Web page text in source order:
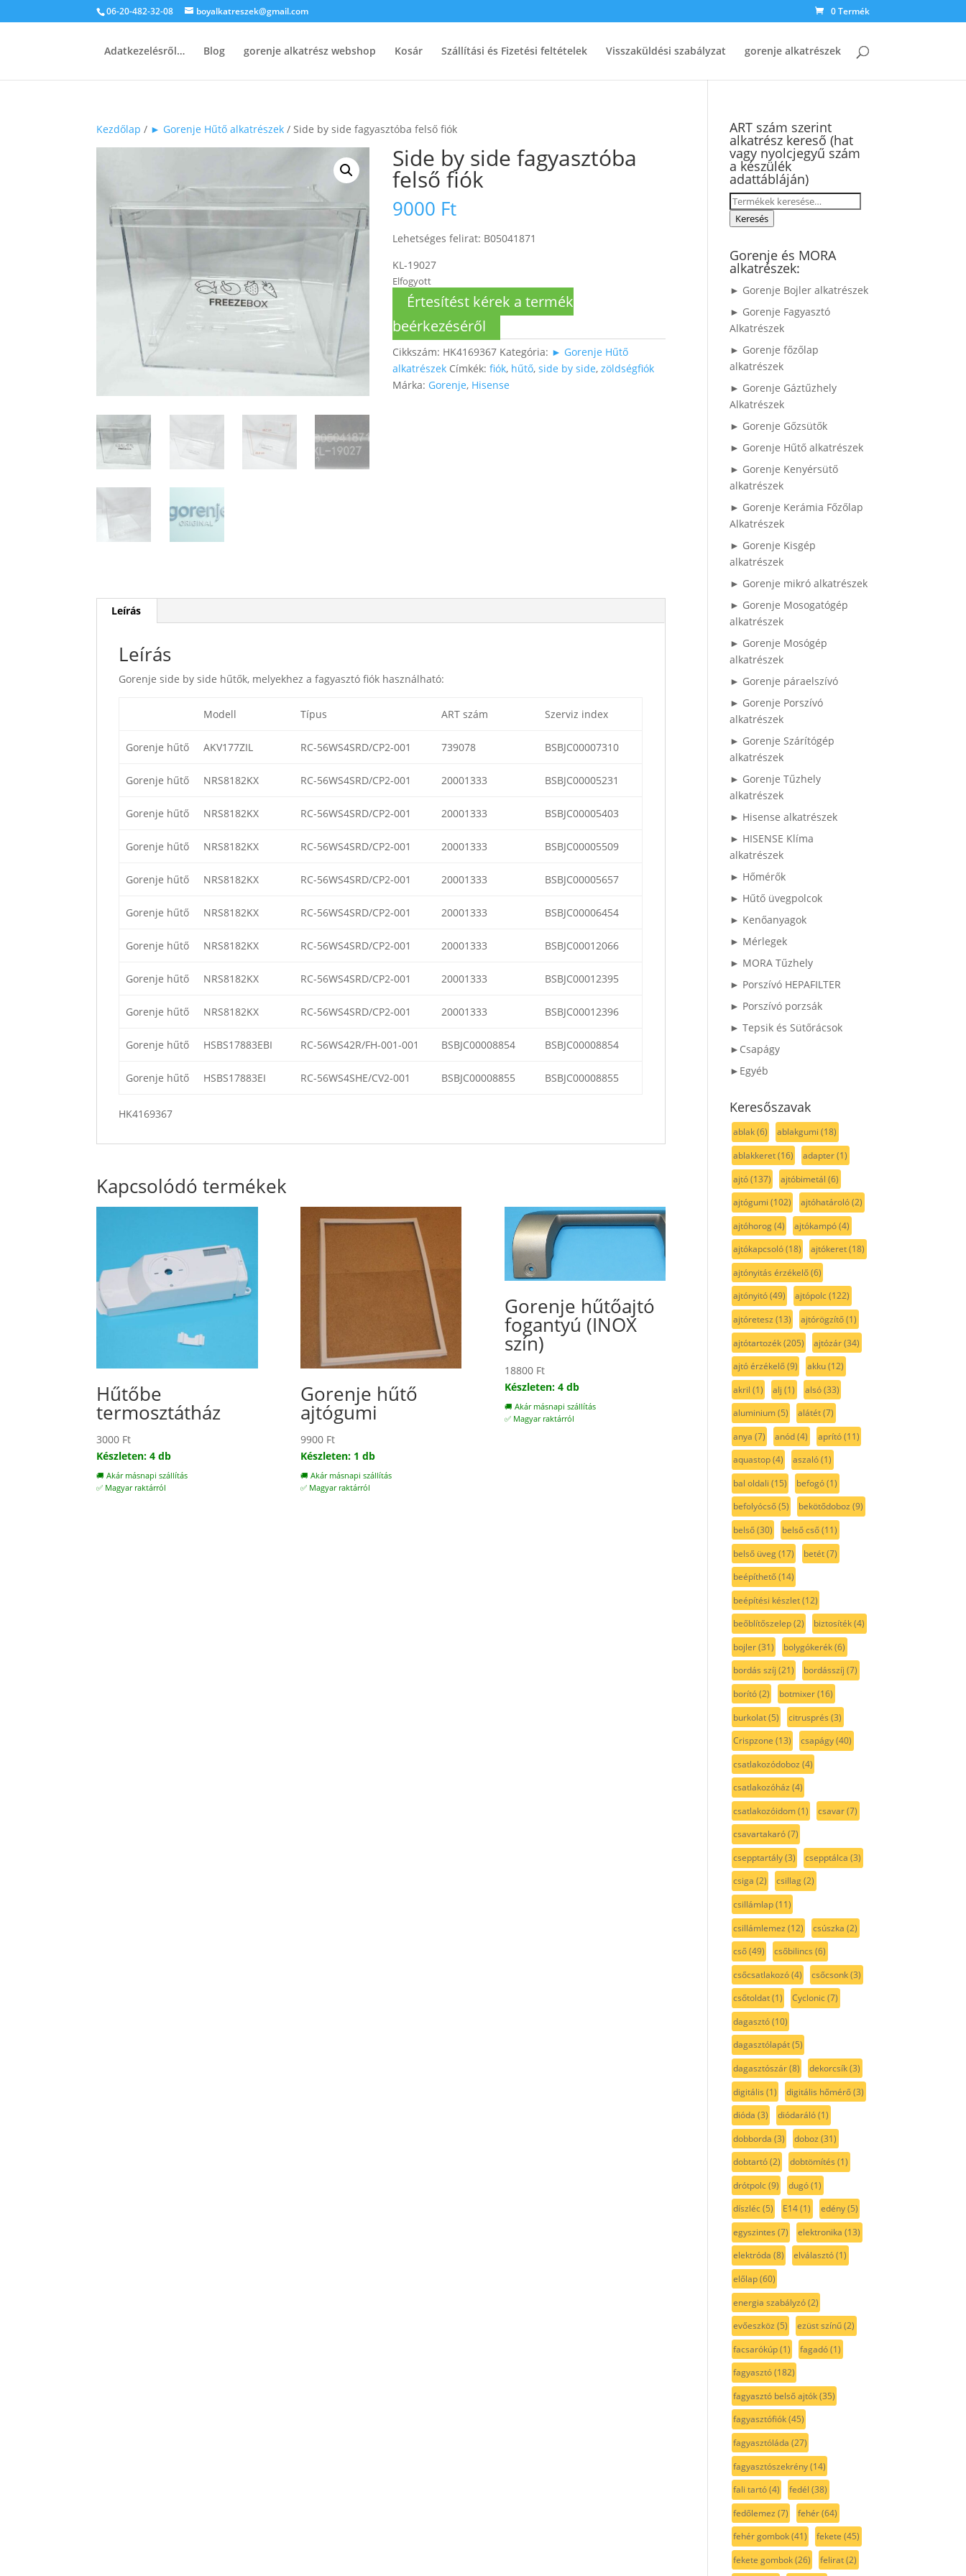
06-20-482-32-08 boyalkatreszek@gmail.com 0 Termék
Adatkezelésről… Blog gorenje alkatrész webshop Kosár Szállítási és Fizetési feltételek Visszaküldési szabályzat gorenje alkatrészek
Kezdőlap / ► Gorenje Hűtő alkatrészek / Side by side fagyasztóba felső fiók
Side by side fagyasztóba
felső fiók
9000 Ft
Lehetséges felirat: B05041871
KL-19027
Elfogyott
Értesítést kérek a termék
beérkezéséről
Cikkszám: HK4169367 Kategória: ► Gorenje Hűtő
alkatrészek Címkék:fiók, hűtő,side by side,zöldségfiók
Márka: Gorenje, Hisense
Leírás
Leírás
Gorenje side by side hűtők, melyekhez a fagyasztó fiók használható:
Modell Típus ART szám Szerviz index
Gorenje hűtő AKV177ZIL RC-56WS4SRD/CP2-001 739078 BSBJC00007310
Gorenje hűtő NRS8182KX RC-56WS4SRD/CP2-001 20001333 BSBJC00005231
Gorenje hűtő NRS8182KX RC-56WS4SRD/CP2-001 20001333 BSBJC00005403
Gorenje hűtő NRS8182KX RC-56WS4SRD/CP2-001 20001333 BSBJC00005509
Gorenje hűtő NRS8182KX RC-56WS4SRD/CP2-001 20001333 BSBJC00005657
Gorenje hűtő NRS8182KX RC-56WS4SRD/CP2-001 20001333 BSBJC00006454
Gorenje hűtő NRS8182KX RC-56WS4SRD/CP2-001 20001333 BSBJC00012066
Gorenje hűtő NRS8182KX RC-56WS4SRD/CP2-001 20001333 BSBJC00012395
Gorenje hűtő NRS8182KX RC-56WS4SRD/CP2-001 20001333 BSBJC00012396
Gorenje hűtő HSBS17883EBI RC-56WS42R/FH-001-001 BSBJC00008854 BSBJC00008854
Gorenje hűtő HSBS17883EI RC-56WS4SHE/CV2-001 BSBJC00008855 BSBJC00008855
HK4169367
Kapcsolódó termékek
Hűtőbe
termosztátház
3000 Ft
Készleten: 4 db
🚚 Akár másnapi szállítás
✅ Magyar raktárról
Gorenje hűtő
ajtógumi
9900 Ft
Készleten: 1 db
🚚 Akár másnapi szállítás
✅ Magyar raktárról
Gorenje hűtőajtó
fogantyú (INOX
szín)
18800 Ft
Készleten: 4 db
🚚 Akár másnapi szállítás
✅ Magyar raktárról
ART szám szerint
alkatrész kereső (hat
vagy nyolcjegyű szám
a készülék
adattábláján)
Keresés
a Keresés
Gorenje és MORA
alkatrészek:
► Gorenje Bojler alkatrészek
► Gorenje Fagyasztó
Alkatrészek
► Gorenje főzőlap
alkatrészek
► Gorenje Gáztűzhely
Alkatrészek
► Gorenje Gőzsütők
► Gorenje Hűtő alkatrészek
► Gorenje Kenyérsütő
alkatrészek
► Gorenje Kerámia Főzőlap
Alkatrészek
► Gorenje Kisgép
alkatrészek
► Gorenje mikró alkatrészek
► Gorenje Mosogatógép
alkatrészek
► Gorenje Mosógép
alkatrészek
► Gorenje páraelszívó
► Gorenje Porszívó
alkatrészek
► Gorenje Szárítógép
alkatrészek
► Gorenje Tűzhely
alkatrészek
► Hisense alkatrészek
► HISENSE Klíma
alkatrészek
► Hőmérők
► Hűtő üvegpolcok
► Kenőanyagok
► Mérlegek
► MORA Tűzhely
► Porszívó HEPAFILTER
► Porszívó porzsák
► Tepsik és Sütőrácsok
►Csapágy
►Egyéb
Keresőszavak
ablak(6) ablakgumi (18)
ablakkeret(16) adapter(1)
ajtó(137) ajtóbimetál (6)
ajtógumi (102) ajtóhatároló(2)
ajtóhorog(4) ajtókampó(4)
ajtókapcsoló(18) ajtókeret(18)
ajtónyitás érzékelő(6)
ajtónyitó(49) ajtópolc(122)
ajtóretesz (13) ajtórögzítő(1)
ajtótartozék(205) ajtózár(34)
ajtó érzékelő(9) akku(12)
akril (1) alj (1) alsó(33)
aluminium(5) alátét(7)
anya (7) anód(4) aprító(11)
aquastop(4) aszaló(1)
bal oldali (15) befogó(1)
befolyócső(5) bekötődoboz (9)
belső(30) belső cső(11)
belső üveg(17) betét(7)
beépíthető(14)
beépítési készlet(12)
beőblítőszelep(2) biztosíték(4)
bojler(31) bolygókerék(6)
bordás szíj (21) bordásszíj (7)
borító(2) botmixer(16)
burkolat(5) citrusprés (3)
Crispzone (13) csapágy(40)
csatlakozódoboz (4)
csatlakozóház (4)
csatlakozóidom(1) csavar(7)
csavartakaró(7)
csepptartály(3) csepptálca (3)
csiga (2) csillag(2)
csillámlap(11)
csillámlemez (12) csúszka (2)
cső(49) csőbilincs (6)
csőcsatlakozó(4) csőcsonk(3)
csőtoldat(1) Cyclonic(7)
dagasztó(10)
dagasztólapát(5)
dagasztószár(8) dekorcsík(3)
digitális (1) digitális hőmérő(3)
dióda (3) diódaráló(1)
dobborda (3) doboz (31)
dobtartó(2) dobtömítés (1)
drótpolc(9) dugó(1)
díszléc(5) E14(1) edény(5)
egyszintes (7) elektronika (13)
elektróda (8) elválasztó(1)
előlap(60)
energia szabályzó(2)
evőeszköz (5) ezüst színű(2)
facsarókúp(1) fagadó(1)
fagyasztó(182)
fagyasztó belső ajtók(35)
fagyasztófiók(45)
fagyasztóláda (27)
fagyasztószekrény(14)
fali tartó(4) fedél (38)
fedőlemez (7) fehér(64)
fehér gombok(41) fekete (45)
fekete gombok(26) felirat(2)